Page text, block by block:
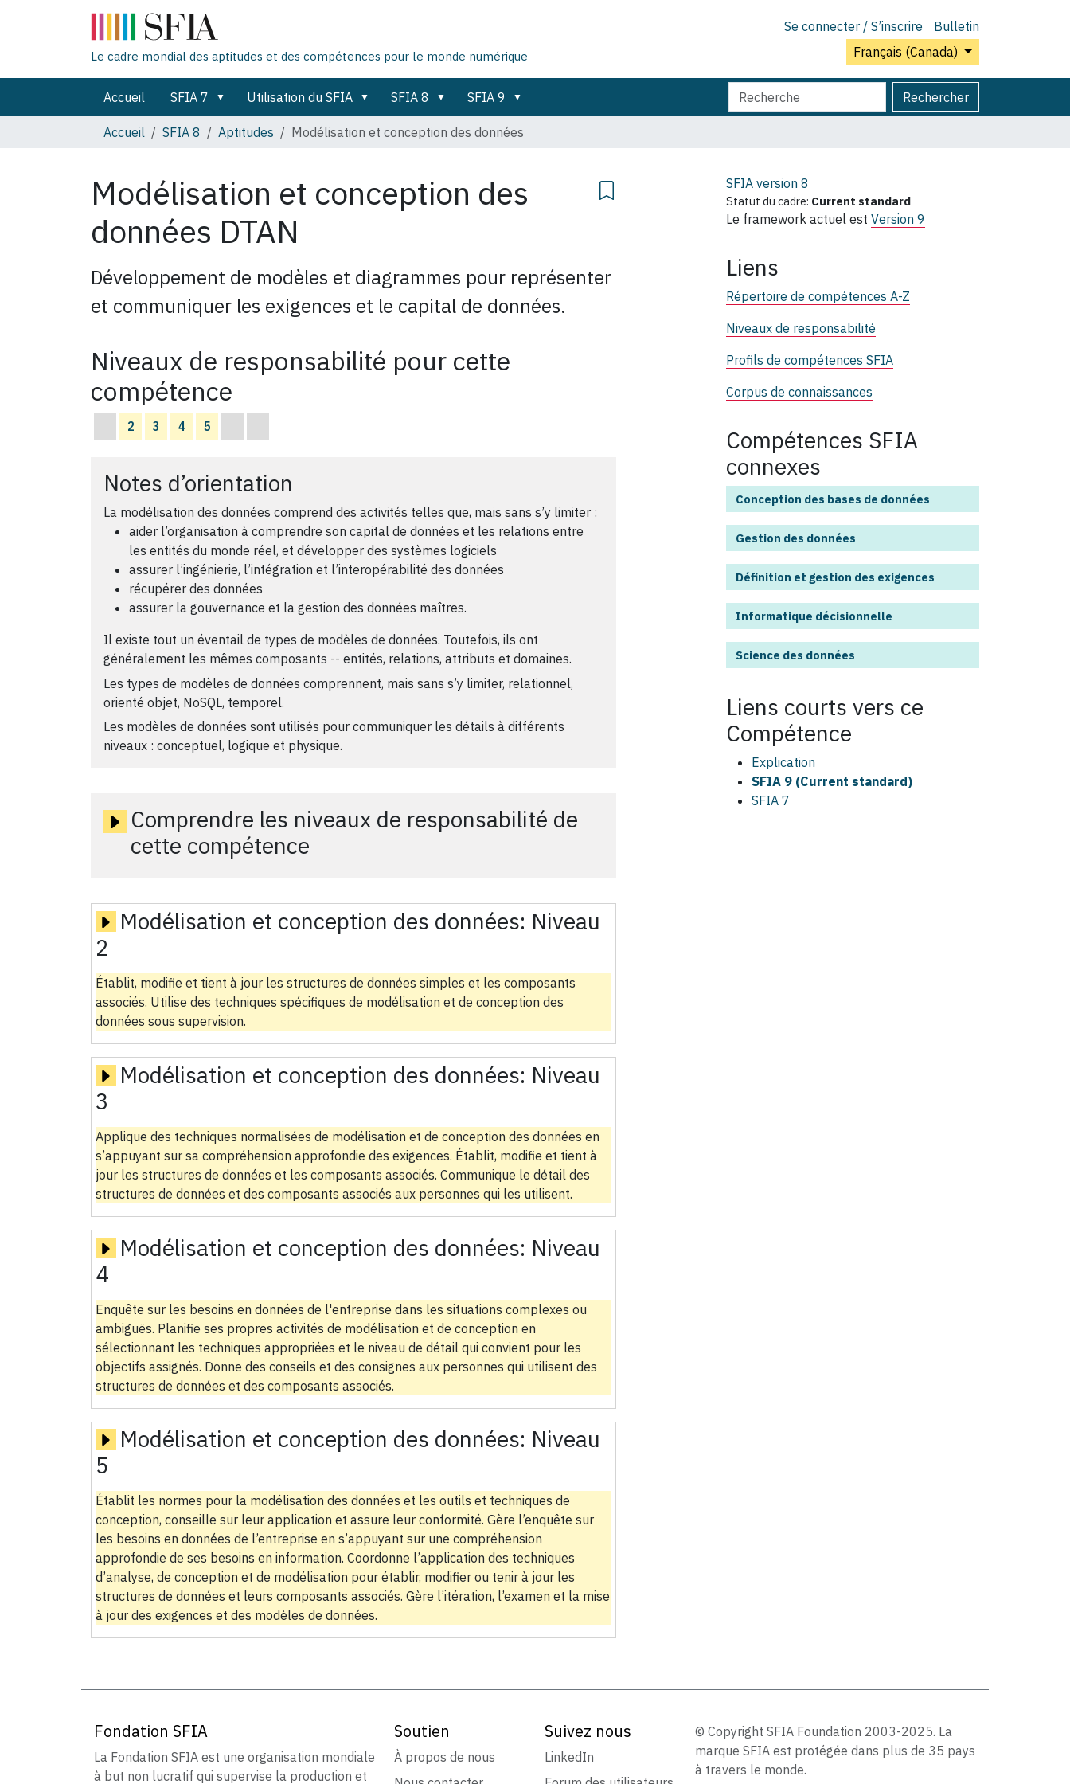
Se connecter / S’inscrire
Bulletin
Français (Canada)
Le cadre mondial des aptitudes et des compétences pour le monde numérique
Accueil SFIA 7 Utilisation du SFIA SFIA 8 SFIA 9
Chercher
par
Rechercher
Recherche
avancée…
Accueil
SFIA 8 Aptitudes Modélisation et conception des données
Modélisation et conception des
données DTAN
Développement de modèles et diagrammes pour représenter
et communiquer les exigences et le capital de données.
Niveaux de responsabilité pour cette
compétence
2 3 4 5
Notes d’orientation
La modélisation des données comprend des activités telles que, mais sans s’y limiter :
aider l’organisation à comprendre son capital de données et les relations entre
les entités du monde réel, et développer des systèmes logiciels
assurer l’ingénierie, l’intégration et l’interopérabilité des données
récupérer des données
assurer la gouvernance et la gestion des données maîtres.
Il existe tout un éventail de types de modèles de données. Toutefois, ils ont
généralement les mêmes composants -- entités, relations, attributs et domaines.
Les types de modèles de données comprennent, mais sans s’y limiter, relationnel,
orienté objet, NoSQL, temporel.
Les modèles de données sont utilisés pour communiquer les détails à différents
niveaux : conceptuel, logique et physique.
Comprendre les niveaux de responsabilité de
cette compétence
Modélisation et conception des données: Niveau
2
Établit, modifie et tient à jour les structures de données simples et les composants
associés. Utilise des techniques spécifiques de modélisation et de conception des
données sous supervision.
Modélisation et conception des données: Niveau
3
Applique des techniques normalisées de modélisation et de conception des données en
s’appuyant sur sa compréhension approfondie des exigences. Établit, modifie et tient à
jour les structures de données et les composants associés. Communique le détail des
structures de données et des composants associés aux personnes qui les utilisent.
Modélisation et conception des données: Niveau
4
Enquête sur les besoins en données de l'entreprise dans les situations complexes ou
ambiguës. Planifie ses propres activités de modélisation et de conception en
sélectionnant les techniques appropriées et le niveau de détail qui convient pour les
objectifs assignés. Donne des conseils et des consignes aux personnes qui utilisent des
structures de données et des composants associés.
Modélisation et conception des données: Niveau
5
Établit les normes pour la modélisation des données et les outils et techniques de
conception, conseille sur leur application et assure leur conformité. Gère l’enquête sur
les besoins en données de l’entreprise en s’appuyant sur une compréhension
approfondie de ses besoins en information. Coordonne l’application des techniques
d’analyse, de conception et de modélisation pour établir, modifier ou tenir à jour les
structures de données et leurs composants associés. Gère l’itération, l’examen et la mise
à jour des exigences et des modèles de données.
SFIA version 8
Statut du cadre: Current standard
Le framework actuel est Version 9
Liens
Répertoire de compétences A-Z
Niveaux de responsabilité
Profils de compétences SFIA
Corpus de connaissances
Compétences SFIA
connexes
Conception des bases de données
Gestion des données
Définition et gestion des exigences
Informatique décisionnelle
Science des données
Liens courts vers ce
Compétence
Explication
SFIA 9 (Current standard)
SFIA 7
Fondation SFIA
La Fondation SFIA est une organisation mondiale
à but non lucratif qui supervise la production et
Soutien
À propos de nous
Suivez nous
LinkedIn
© Copyright SFIA Foundation 2003-2025. La
marque SFIA est protégée dans plus de 35 pays
à travers le monde.